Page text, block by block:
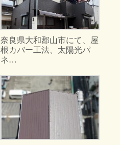
奈良県大和郡山市にて、屋
根カバー工法、太陽光パ
ネ…